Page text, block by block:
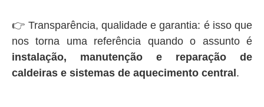
👉 Transparência, qualidade e garantia: é isso que
nos torna uma referência quando o assunto é
instalação, manutenção e reparação de
caldeiras e sistemas de aquecimento central.